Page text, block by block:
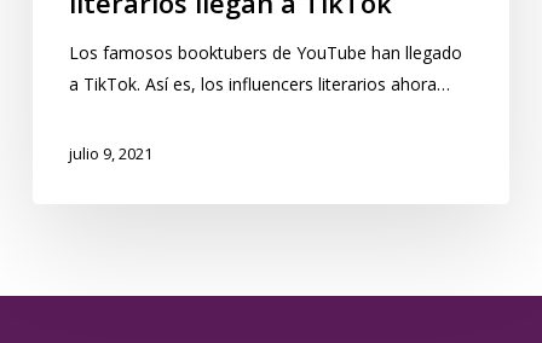
Los famosos booktubers de YouTube han llegado
a TikTok. Así es, los influencers literarios ahora…
julio 9, 2021